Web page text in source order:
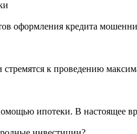
оформления кредита
к проведению
ипотеки. В настоящее